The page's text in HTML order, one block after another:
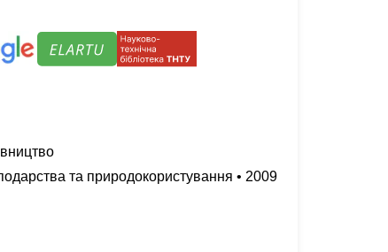
та природокористування • 2009